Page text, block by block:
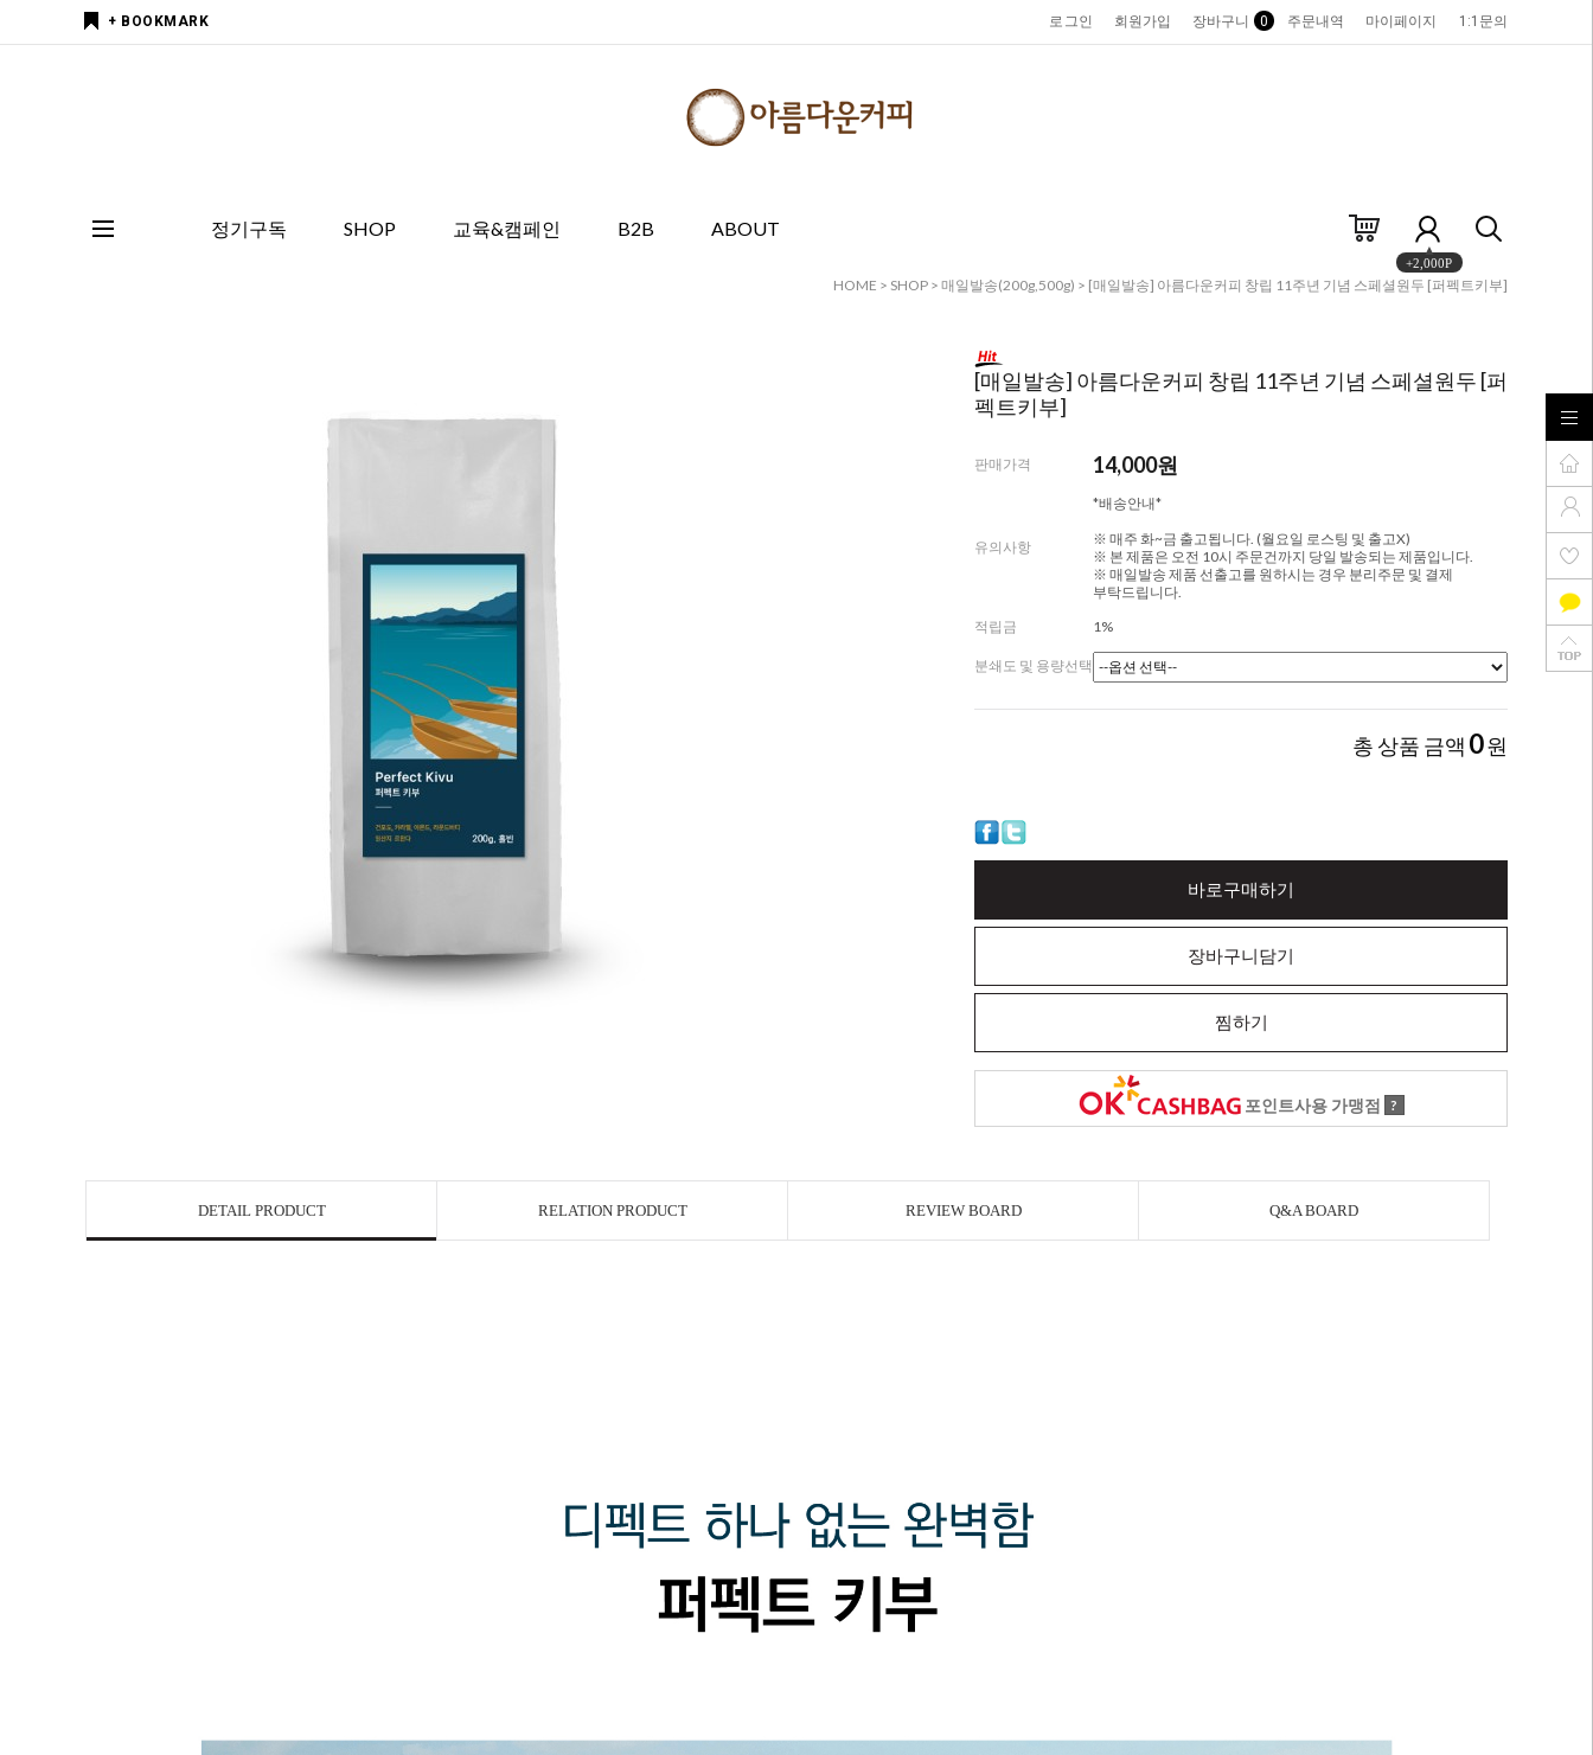
+ BOOKMARK 로그인 회원가입 장바구니 0 주문내역 마이페이지 1:1문의
정기구독 SHOP 교육&캠페인 B2B ABOUT
+2,000P
HOME > SHOP > 매일발송(200g,500g) > [매일발송] 아름다운커피 창립 11주년 기념 스페셜원두 [퍼펙트키부]
[매일발송] 아름다운커피 창립 11주년 기념 스페셜원두 [퍼
펙트키부]
판매가격 14,000원
유의사항
*배송안내*
※ 매주 화~금 출고됩니다. (월요일 로스팅 및 출고X)
※ 본 제품은 오전 10시 주문건까지 당일 발송되는 제품입니다.
※ 매일발송 제품 선출고를 원하시는 경우 분리주문 및 결제
부탁드립니다.
적립금
1%
분쇄도 및 용량선택
총 상품 금액 0원
바로구매하기
장바구니담기
찜하기
포인트사용 가맹점 ?
DETAIL PRODUCT RELATION PRODUCT REVIEW BOARD Q&A BOARD